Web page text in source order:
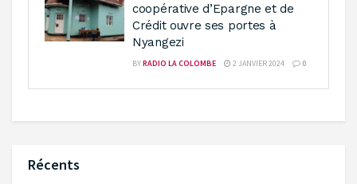
coopérative d’Epargne et de
Crédit ouvre ses portes à
Nyangezi
BYRADIO LA COLOMBE 2 JANVIER 2024 0
Récents